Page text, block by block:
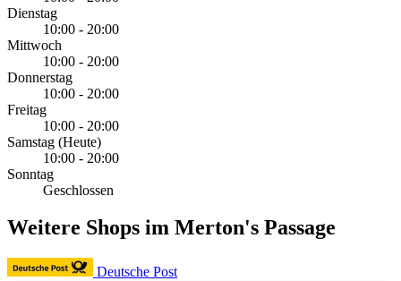
Dienstag
10:00 - 20:00
Mittwoch
10:00 - 20:00
Donnerstag
10:00 - 20:00
Freitag
10:00 - 20:00
Samstag (Heute)
10:00 - 20:00
Sonntag
Geschlossen
Weitere Shops im Merton's Passage
Deutsche Post